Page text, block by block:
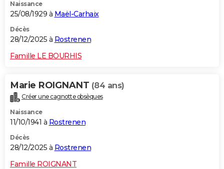
Naissance
25/08/1929 à Maël-Carhaix
Décès
28/12/2025 à Rostrenen
Famille LE BOURHIS
Marie ROIGNANT (84 ans)
Créer une cagnotte obsèques
Naissance
11/10/1941 à Rostrenen
Décès
28/12/2025 à Rostrenen
Famille ROIGNANT